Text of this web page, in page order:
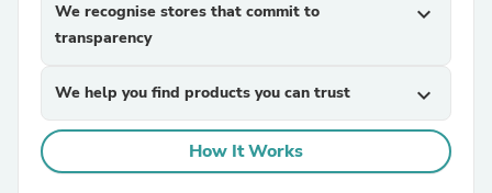
We recognise stores that commit to
transparency
expand_more
We help you find products you can trust expand_more
How It Works